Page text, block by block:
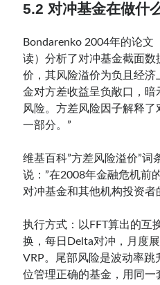
5.2 对冲基金在做什
Bondarenko 2004年的论文
读）分析了对冲基金截面数
价，其风险溢价为负且经
金对方差收益呈负敞口，暗
风险。方差风险因子解释
一部分。”
维基百科”方差风险溢价”词
说：”在2008年金融危机前
对冲基金和其他机构投资者
执行方式：以FFT算出的互
换，每日Delta对冲，月度
VRP。尾部风险是波动率
位管理正确的基金，用同